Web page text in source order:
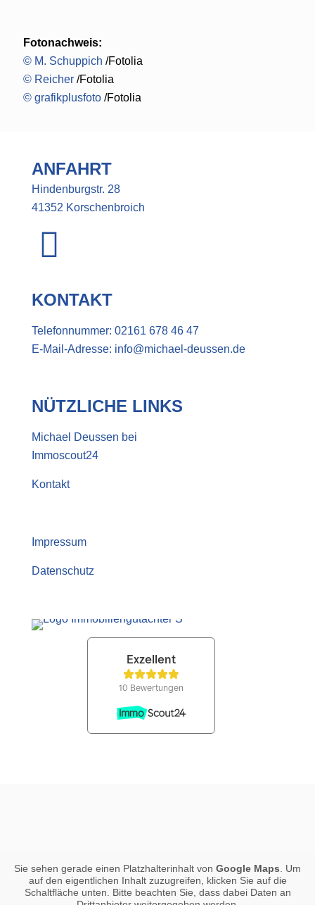
Fotonachweis:
© M. Schuppich /Fotolia
© Reicher /Fotolia
© grafikplusfoto /Fotolia
ANFAHRT
Hindenburgstr. 28
41352 Korschenbroich
KONTAKT
Telefonnummer: 02161 678 46 47
E-Mail-Adresse: info@michael-deussen.de
NÜTZLICHE LINKS
Michael Deussen bei
Immoscout24
Kontakt
Impressum
Datenschutz
Sie sehen gerade einen Platzhalterinhalt von Google Maps . Um
auf den eigentlichen Inhalt zuzugreifen, klicken Sie auf die
Schaltfläche unten. Bitte beachten Sie, dass dabei Daten an